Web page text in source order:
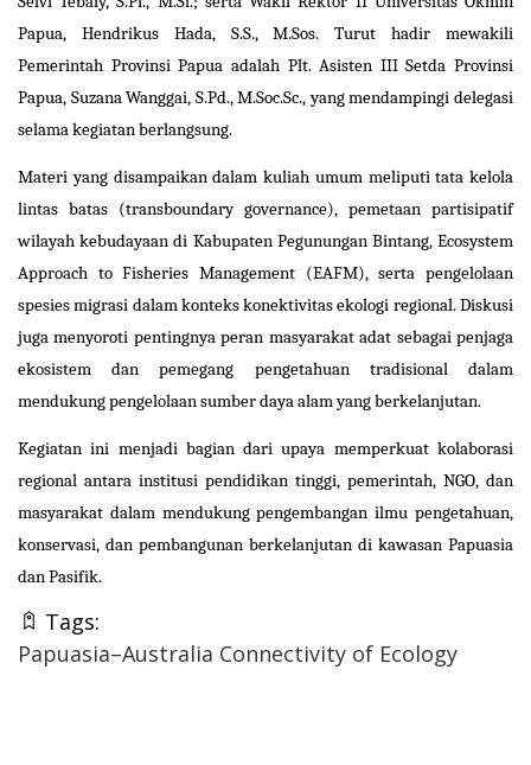
Papua, Hendrikus Hada, S.S., M.Sos. Turut hadir mewakili
Pemerintah Provinsi Papua adalah Plt. Asisten III Setda Provinsi
Papua, Suzana Wanggai, S.Pd., M.Soc.Sc., yang mendampingi delegasi
selama kegiatan berlangsung.
Materi yang disampaikan dalam kuliah umum meliputi tata kelola
lintas batas (transboundary governance), pemetaan partisipatif
wilayah kebudayaan di Kabupaten Pegunungan Bintang, Ecosystem
Approach to Fisheries Management (EAFM), serta pengelolaan
spesies migrasi dalam konteks konektivitas ekologi regional. Diskusi
juga menyoroti pentingnya peran masyarakat adat sebagai penjaga
ekosistem dan pemegang pengetahuan tradisional dalam
mendukung pengelolaan sumber daya alam yang berkelanjutan.
Kegiatan ini menjadi bagian dari upaya memperkuat kolaborasi
regional antara institusi pendidikan tinggi, pemerintah, NGO, dan
masyarakat dalam mendukung pengembangan ilmu pengetahuan,
konservasi, dan pembangunan berkelanjutan di kawasan Papuasia
dan Pasifik.
Tags:
Papuasia–Australia Connectivity of Ecology